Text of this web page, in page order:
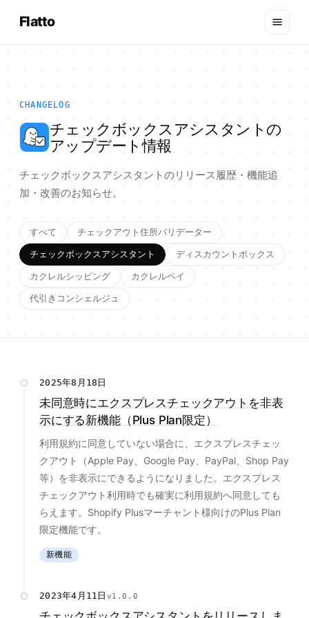
Flatto
CHANGELOG
チェックボックスアシスタントの
アップデート情報
チェックボックスアシスタントのリリース履歴・機能追
加・改善のお知らせ。
すべて
チェックアウト住所バリデーター
チェックボックスアシスタント
ディスカウントボックス
カクレルシッピング
カクレルペイ
代引きコンシェルジュ
2025年8月18日
未同意時にエクスプレスチェックアウトを非表
示にする新機能（Plus Plan限定）
利用規約に同意していない場合に、エクスプレスチェッ
クアウト（Apple Pay、Google Pay、PayPal、Shop Pay
等）を非表示にできるようになりました。エクスプレス
チェックアウト利用時でも確実に利用規約へ同意しても
らえます。Shopify Plusマーチャント様向けのPlus Plan
限定機能です。
新機能
2023年4月11日 v1.0.0